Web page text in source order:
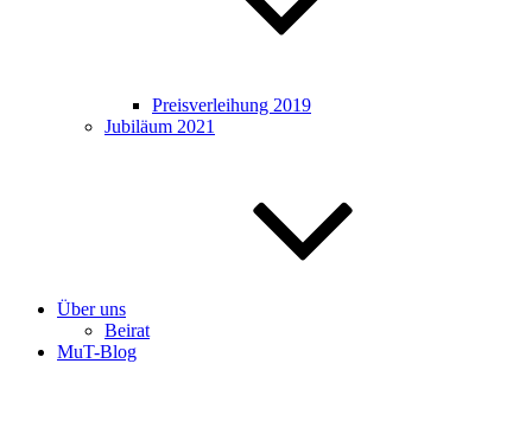
Preisverleihung 2019
Jubiläum 2021
Über uns
Beirat
MuT-Blog